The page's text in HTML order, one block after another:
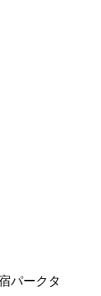
パークタ